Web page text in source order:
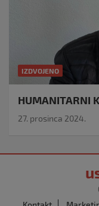
IZDVOJENO
HUMANITARNI
27. prosinca 2024.